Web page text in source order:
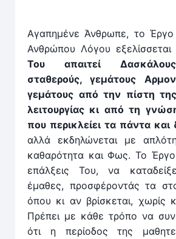
Αγαπημένε Άνθρωπε, το Έρ­γο
Ανθρώπου Λόγου εξελίσ­σεται
Του απαιτεί
σταθερούς, γεμάτους
γεμά­τους από την πίστη
λειτουρ­γίας κι από τη
που περικλείει τα πάν­τα και
αλ­λά εκ­δηλώνεται με
καθαρότητα και Φως. Το Έρ­γο
επάλξεις Του, να
έμαθες, προσφέρον­τάς τα
όπου κι αν βρίσκεται, χωρίς
Πρέπει με κάθε τρόπο να
ότι η περίο­δος της